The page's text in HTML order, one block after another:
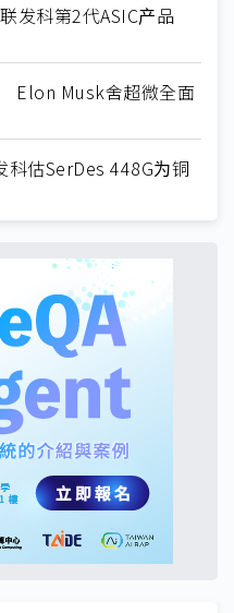
发科第2代ASIC产品
Elon Musk舍超微全面
估SerDes 448G为铜